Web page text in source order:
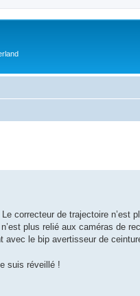
correcteur de trajectoire
plus relié aux caméras de
le bip avertisseur de
suis réveillé !